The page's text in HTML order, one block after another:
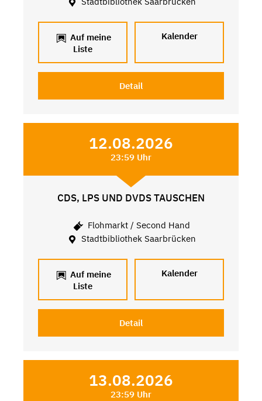
Auf meine
Liste
Kalender
Detail
12.08.2026
23:59 Uhr
CDS, LPS UND DVDS TAUSCHEN
Flohmarkt / Second Hand
Stadtbibliothek Saarbrücken
Auf meine
Liste
Kalender
Detail
13.08.2026
23:59 Uhr